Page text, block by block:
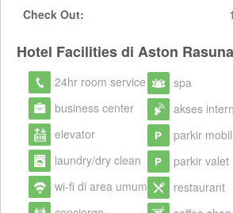
Check Out:
Hotel Facilities di Aston Rasuna
24hr room service
business center
elevator
laundry/dry clean
wi-fi di area umum
spa
akses
parkir mobil
parkir valet
restaurant